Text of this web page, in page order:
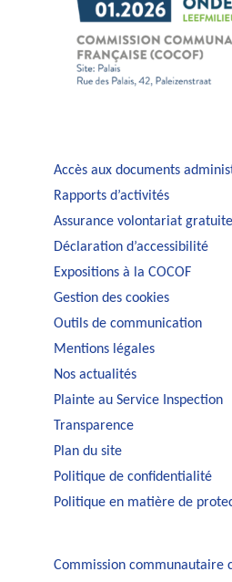
Accès aux documents
Rapports d’activités
Assurance volontariat gratuite
Déclaration d’accessibilité
Expositions à la COCOF
Gestion des cookies
Outils de communication
Mentions légales
Nos actualités
Plainte au Service Inspection
Transparence
Plan du site
Politique de confidentialité
Politique en matière de
Commission communautaire